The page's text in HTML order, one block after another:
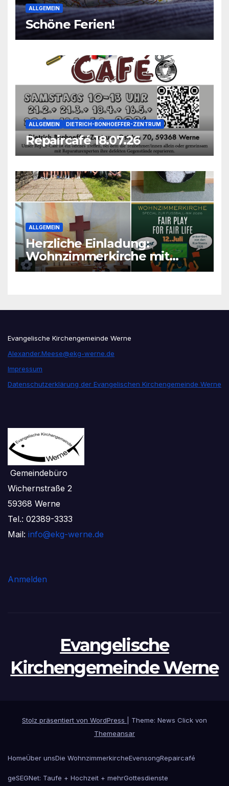
ALLGEMEIN
Schöne Ferien!
ALLGEMEIN DIETRICH-BONHOEFFER-ZENTRUM
Repaircafé 18.07.26
ALLGEMEIN
Herzliche Einladung:
Wohnzimmerkirche mit
unseren Konfis
Evangelische Kirchengemeinde Werne
Alexander.Meese@ekg-werne.de
Impressum
Datenschutzerklärung der Evangelischen Kirchengemeinde Werne
Gemeindebüro
Wichernstraße 2
59368 Werne
Tel.: 02389-3333
Mail: info@ekg-werne.de
Anmelden
Evangelische
Kirchengemeinde Werne
Stolz präsentiert von WordPress
Theme: News Click von
Themeansar
HomeÜber unsDie WohnzimmerkircheEvensongRepaircafé
geSEGNet: Taufe + Hochzeit + mehrGottesdienste